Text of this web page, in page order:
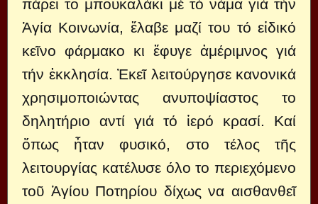
πάρει το μπουκαλάκι μέ τό νάμα γιά τήν
Ἁγία Κοινωνία, ἔλαβε μαζί του τό εἰδικό
κεῖνο φάρμακο κι ἔφυγε ἀμέριμνος γιά
τήν ἐκκλησία. Ἐκεῖ λειτούργησε κανονικά
χρησιμοποιώντας ανυποψίαστος το
δηλητήριο αντί γιά τό ἱερό κρασί. Καί
ὅπως ἦταν φυσικό, στο τέλος τῆς
λειτουργίας κατέλυσε όλο το περιεχόμενο
τοῦ Ἁγίου Ποτηρίου δίχως να αισθανθεῖ